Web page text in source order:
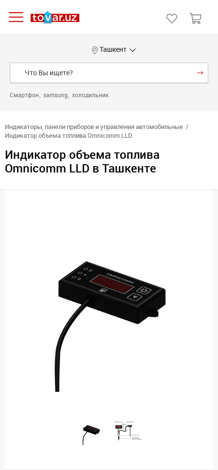
Ташкент
Смартфон samsung холодильник
Индикаторы, панели приборов и управления автомобильные
Индикатор объема топлива Omnicomm LLD
Индикатор объема топлива
Omnicomm LLD в Ташкенте